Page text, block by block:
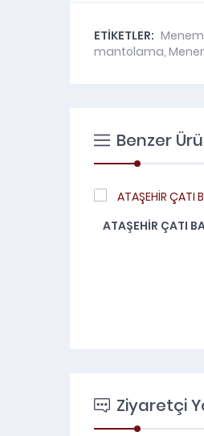
ETİKETLER:
mantolama,
Benzer
ATAŞEHİR ÇATI
Ziyaretçi